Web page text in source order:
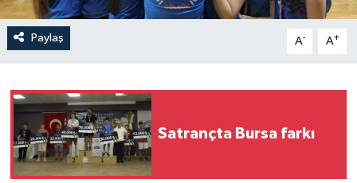
Paylaş A- A+
Satrançta Bursa farkı